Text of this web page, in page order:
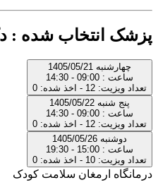
پزشک انتخاب شده :
چهارشنبه 1405/05/21
ساعت : 09:00 - 14:30
تعداد ویزیت: 12 - اخذ شده: 0
پنج شنبه 1405/05/22
ساعت : 09:00 - 14:30
تعداد ویزیت: 12 - اخذ شده: 0
دوشنبه 1405/05/26
ساعت : 15:00 - 19:30
تعداد ویزیت: 10 - اخذ شده: 0
درمانگاه ارمغان سلامت کودک